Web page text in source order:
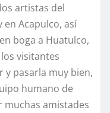
artistas del
en Acapulco, así
boga a Huatulco,
visitantes
y pasarla muy bien,
humano de
muchas amistades